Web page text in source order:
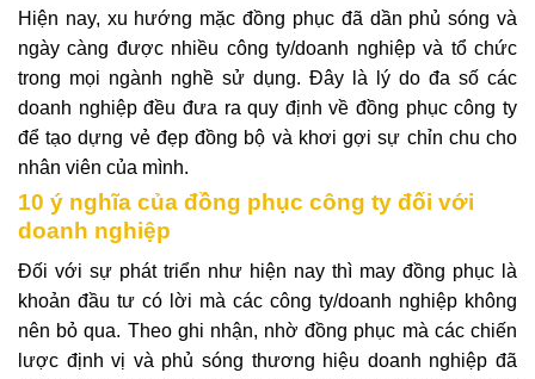
Hiện nay, xu hướng mặc đồng phục đã dần phủ sóng và
ngày càng được nhiều công ty/doanh nghiệp và tổ chức
trong mọi ngành nghề sử dụng. Đây là lý do đa số các
doanh nghiệp đều đưa ra quy định vềđồng phục công ty
để tạo dựng vẻ đẹp đồng bộ và khơi gợi sự chỉn chu cho
nhân viên của mình.
10 ý nghĩa của đồng phục công ty đối với
doanh nghiệp
Đối với sự phát triển như hiện nay thì may đồng phục là
khoản đầu tư có lời mà các công ty/doanh nghiệp không
nên bỏ qua. Theo ghi nhận, nhờ đồng phục mà các chiến
lược định vị và phủ sóng thương hiệu doanh nghiệp đã